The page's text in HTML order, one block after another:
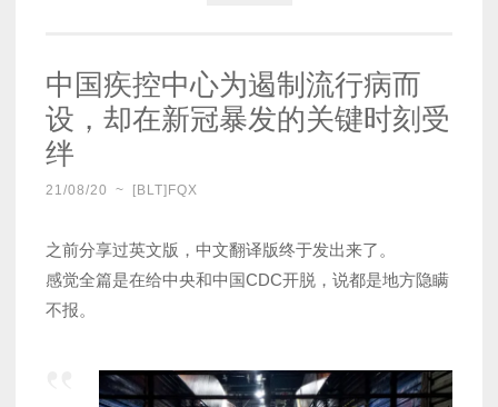
中国疾控中心为遏制流行病而
设，却在新冠暴发的关键时刻受
绊
21/08/20 ~ [BLT]FQX
之前分享过英文版，中文翻译版终于发出来了。
感觉全篇是在给中央和中国CDC开脱，说都是地方隐瞒
不报。